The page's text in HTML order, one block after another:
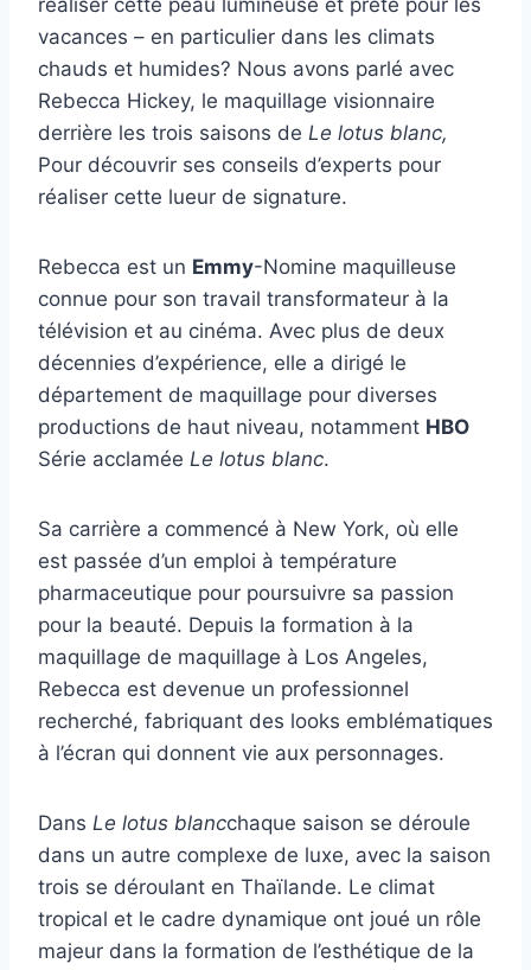
réaliser cette peau lumineuse et prête pour les
vacances – en particulier dans les climats
chauds et humides? Nous avons parlé avec
Rebecca Hickey, le maquillage visionnaire
derrière les trois saisons de Le lotus blanc,
Pour découvrir ses conseils d’experts pour
réaliser cette lueur de signature.
Rebecca est un Emmy-Nomine maquilleuse
connue pour son travail transformateur à la
télévision et au cinéma. Avec plus de deux
décennies d’expérience, elle a dirigé le
département de maquillage pour diverses
productions de haut niveau, notamment HBO
Série acclamée Le lotus blanc.
Sa carrière a commencé à New York, où elle
est passée d’un emploi à température
pharmaceutique pour poursuivre sa passion
pour la beauté. Depuis la formation à la
maquillage de maquillage à Los Angeles,
Rebecca est devenue un professionnel
recherché, fabriquant des looks emblématiques
à l’écran qui donnent vie aux personnages.
Dans Le lotus blancchaque saison se déroule
dans un autre complexe de luxe, avec la saison
trois se déroulant en Thaïlande. Le climat
tropical et le cadre dynamique ont joué un rôle
majeur dans la formation de l’esthétique de la